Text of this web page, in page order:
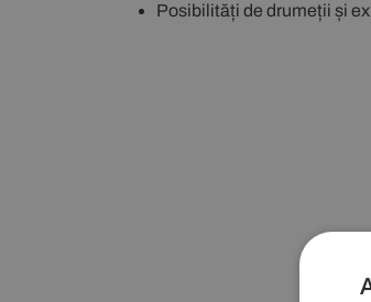
Posibilități de drumeții și